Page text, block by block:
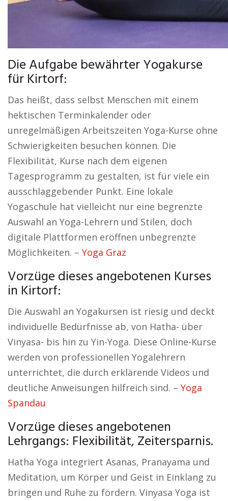
Die Aufgabe bewährter Yogakurse
für Kirtorf:
Das heißt, dass selbst Menschen mit einem
hektischen Terminkalender oder
unregelmäßigen Arbeitszeiten Yoga-Kurse ohne
Schwierigkeiten besuchen können. Die
Flexibilität, Kurse nach dem eigenen
Tagesprogramm zu gestalten, ist für viele ein
ausschlaggebender Punkt. Eine lokale
Yogaschule hat vielleicht nur eine begrenzte
Auswahl an Yoga-Lehrern und Stilen, doch
digitale Plattformen eröffnen unbegrenzte
Möglichkeiten. – Yoga Graz
Vorzüge dieses angebotenen Kurses
in Kirtorf:
Die Auswahl an Yogakursen ist riesig und deckt
individuelle Bedürfnisse ab, von Hatha- über
Vinyasa- bis hin zu Yin-Yoga. Diese Online-Kurse
werden von professionellen Yogalehrern
unterrichtet, die durch erklärende Videos und
deutliche Anweisungen hilfreich sind. – Yoga
Spandau
Vorzüge dieses angebotenen
Lehrgangs: Flexibilität, Zeitersparnis.
Hatha Yoga integriert Asanas, Pranayama und
Meditation, um Körper und Geist in Einklang zu
bringen und Ruhe zu fördern. Vinyasa Yoga ist